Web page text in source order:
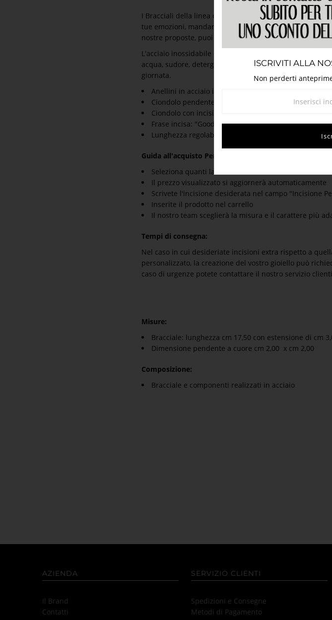
I Bracciali della linea emozionale, grazie alle incisioni,
tue emozioni, mandare un messaggio, comunicare,
nostre proposte, puoi decidere tu cosa incidere
L'acciaio inossidabile è un materiale che mantiene il
acqua, sudore, detergenti e profumo. Potrete
giornata.
Anellini in acciaio intrecciati infilati su catenella
Ciondolo pendente a forma di cuore
Ciondolo con incisione a laser ad alta tecnologia con
Frase incisa: "Good vibes only"
Lunghezza regolabile, chiusura con moschettone
Guida all'acquisto Per incisioni aggiuntive
Seleziona quanti lati si desiderano incidere
Il prezzo visualizzato si aggiornerà automaticamente
Scrivete l'incisione desiderata nel campo "Incisione
Inserite il prodotto nel carrello
Il nostro team sceglierà la misura e il carattere più
Tempi di consegna:
Nel caso in cui desideriate incisioni extra rispetto a
personalizzato, la creazione del vostro gioiello può
caso di urgenze potete contattare il nostro servizio
Misure:
Bracciale: lunghezza cm 17,50 con estensione di cm
Dimensione pendente a cuore cm 2,00 x cm 2,00
Composizione:
Bracciale e componenti realizzati in acciaio
AZIENDA
Il Brand
Contatti
SERVIZIO CLIENTI
Spedizioni e Consegne
Metodi di Pagamento
ISCRIVITI ALLA
Non perderti